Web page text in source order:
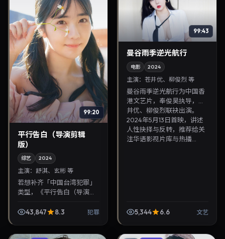
99:20
平行告白（导演剪辑
版）
综艺 2024
主演： 舒淇、玄彬 等
若想补齐「中国台湾犯罪」
类型，《平行告白（导演剪
导演，舒淇、玄彬主演，
43,847 8.3 犯罪
99:43
曼谷雨季逆光航行
电影 2024
主演：苍井优、柳俊烈 等
曼谷雨季逆光航行为中国香
港文艺片，奉俊昊执导，苍
井优、柳俊烈联袂出演。
2024年5月13日首映，讲述
人性抉择与反转，推荐给关
注华语影视片库与热播...
5,344 6.6 文艺